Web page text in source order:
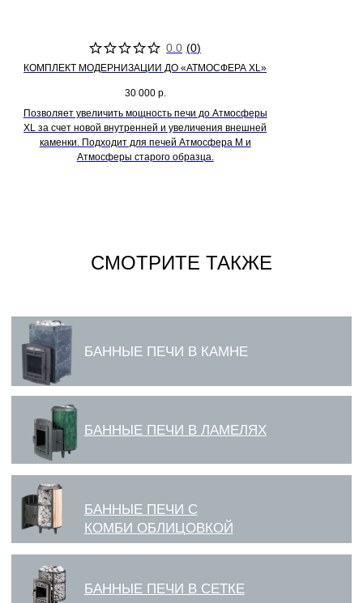
0.0 (0)
КОМПЛЕКТ МОДЕРНИЗАЦИИ ДО «АТМОСФЕРА XL»
30 000 р.
Позволяет увеличить мощность печи до Атмосферы
XL за счет новой внутренней и увеличения внешней
каменки. Подходит для печей Атмосфера М и
Атмосферы старого образца.
СМОТРИТЕ ТАКЖЕ